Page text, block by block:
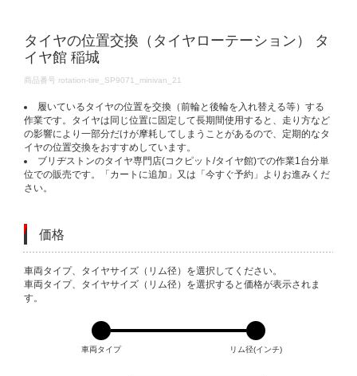
タイヤの位置交換（タイヤローテーション） タ
イヤ館 稲城
DETAILS
商品番号 rotation-tire_SP9071_minivan_21
履いているタイヤの位置を交換（前輪と後輪を入れ替える等）する
作業です。タイヤは同じ位置に固定して長期間使用すると、走り方など
の影響により一部分だけが摩耗してしまうことがあるので、定期的なタ
イヤの位置交換をおすすめしています。
ブリヂストンのタイヤ専門店(コクピット/タイヤ館)での作業1台分単
位での販売です。「カートに追加」又は「今すぐ予約」よりお進みくだ
さい。
価格
VARIATIONS
車両タイプ、タイヤサイズ（リム径）を選択してください。
車両タイプ、タイヤサイズ（リム径）を選択すると価格が表示されま
す。
車両タイプ リム径(インチ)